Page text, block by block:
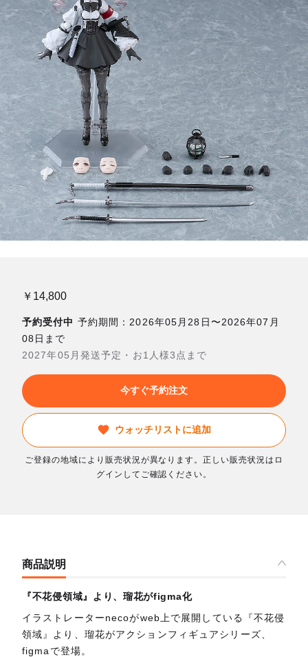
￥14,800
予約受付中 予約期間：2026年05月28日〜2026年07月
08日まで
2027年05月発送予定・お1人様3点まで
今すぐ予約注文
ウォッチリストに追加
ご登録の地域により販売状況が異なります。正しい販売状況はロ
グインしてご確認ください。
商品説明
『不花侵領域』より、瑠花がfigma化
イラストレーターnecoがweb上で展開している『不花侵
領域』より、瑠花がアクションフィギュアシリーズ、
figmaで登場。